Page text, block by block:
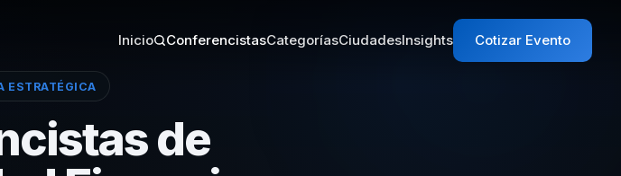
Inicio ConferencistasCategoríasCiudadesInsights Cotizar Evento
ESTRATÉGICA
de